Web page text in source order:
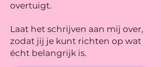
overtuigt.
Laat het schrijven aan mij over,
zodat jij je kunt richten op wat
écht belangrijk is.